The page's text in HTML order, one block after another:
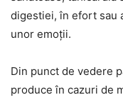
digestiei, în efort sau
unor emoții.
Din punct de vedere
produce în cazuri de